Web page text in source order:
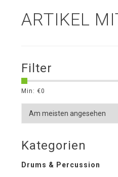
ARTIKEL
Filter
Min: €0
Kategorien
Drums & Percussion